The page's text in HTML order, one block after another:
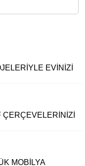
EVINIZI
ÇERÇEVELERINIZI
MOBILYA